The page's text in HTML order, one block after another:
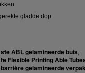
gladde dop
ABL gelamineerde buis,
Flexible Printing Able
gelamineerde